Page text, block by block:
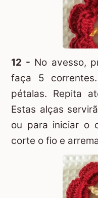
12 - No avesso,
faça 5
pétalas. Repita
Estas alças
ou para iniciar o
corte o fio e